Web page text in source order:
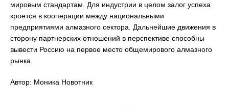
мировым стандартам. Для индустрии в целом залог успеха
кроется в кооперации между национальными
предприятиями алмазного сектора. Дальнейшие движения в
сторону партнерских отношений в перспективе способны
вывести Россию на первое место общемирового алмазного
рынка.
Автор: Моника Новотник